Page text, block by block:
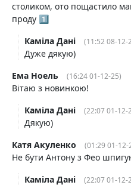
столиком, ото пощастило
проду 1️⃣
Каміла Дані
(11:52 08-12-
Дуже дякую)
Ема Ноель
(16:24 01-12-25)
Вітаю з новинкою!
Каміла Дані
(22:07 01-12-
Дякую)
Катя Акуленко
(01:29 01-12-
Не бути Антону з Фео
Каміла Дані
(22:07 01-12-